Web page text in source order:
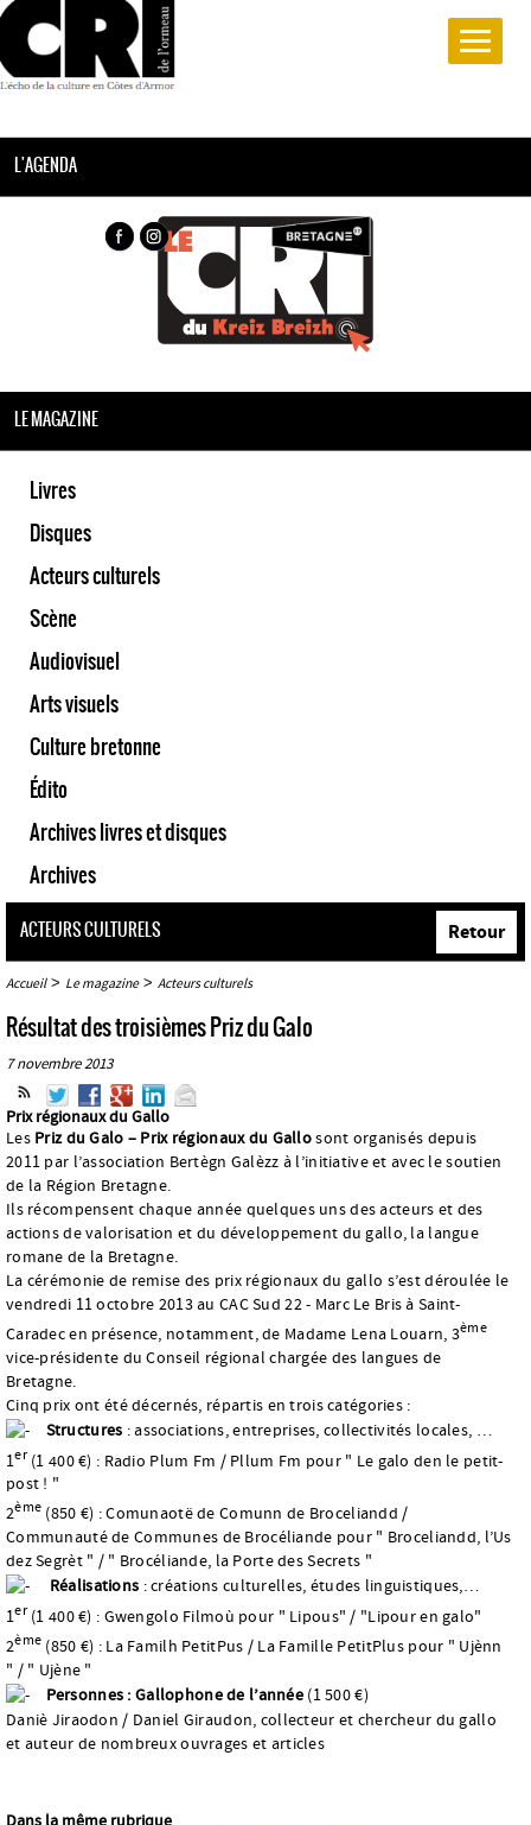
L'AGENDA
LE MAGAZINE
Livres
Disques
Acteurs culturels
Scène
Audiovisuel
Arts visuels
Culture bretonne
Édito
Archives livres et disques
Archives
ACTEURS CULTURELS
Accueil> Le magazine> Acteurs culturels
Retour
Résultat des troisièmes Priz du Galo
7 novembre 2013
Prix régionaux du Gallo
Les Priz du Galo – Prix régionaux du Gallosont organisés depuis
2011 par l’association Bertègn Galèzz à l’initiative et avec le soutien
de la Région Bretagne.
Ils récompensent chaque année quelques uns des acteurs et des
actions de valorisation et du développement du gallo, la langue
romane de la Bretagne.
La cérémonie de remise des prix régionaux du gallo s’est déroulée le
vendredi 11 octobre 2013 au CAC Sud 22 - Marc Le Bris à Saint-
Caradec en présence, notamment, de Madame Lena Louarn, 3ème
vice-présidente du Conseil régional chargée des langues de
Bretagne.
Cinq prix ont été décernés, répartis en trois catégories :
Structures : associations, entreprises, collectivités locales, …
1er (1 400 €) : Radio Plum Fm / Pllum Fm pour " Le galo den le petit-
post ! "
2ème (850 €) : Comunaotë de Comunn de Broceliandd /
Communauté de Communes de Brocéliande pour " Broceliandd, l’Us
dez Segrèt " / " Brocéliande, la Porte des Secrets "
Réalisations : créations culturelles, études linguistiques,…
1er (1 400 €) : Gwengolo Filmoù pour " Lipous" / "Lipour en galo"
2ème (850 €) : La Familh PetitPus / La Famille PetitPlus pour " Ujènn
" / " Ujène "
Personnes : Gallophone de l’année (1 500 €)
Daniè Jiraodon / Daniel Giraudon, collecteur et chercheur du gallo
et auteur de nombreux ouvrages et articles
Dans la même rubrique